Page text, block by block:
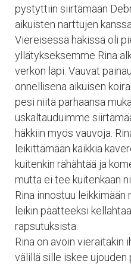
pystyttiin siirtämään
aikuisten narttujen
Viereisessä häkissä oli
yllätykseksemme Rina
verkon läpi. Vauvat
onnellisena aikuisen
pesi niitä parhaansa
uskaltauduimme
häkkiin myös vauvoja.
leikittämään kaikkia
kuitenkin rähähtää ja
mutta ei tee kuitenkaan
Rina innostuu
leikin päätteeksi
rapsutuksista.
Rina on avoin vieraitakin
välillä sille iskee ujouden